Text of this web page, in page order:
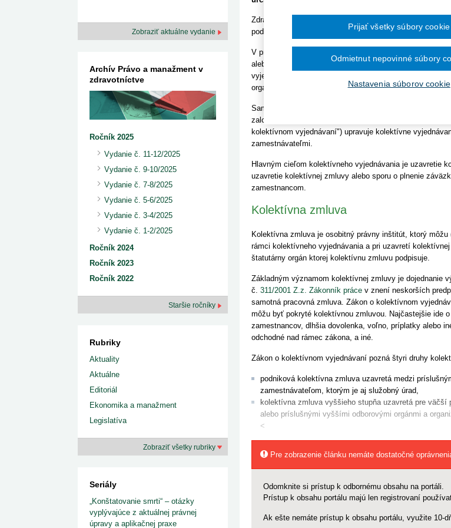
Ministerstvo zdravotníctva zverejnilo aktualizovaný
zoznam kategori...
29. 6. 2026
redakcia
29. 6. 2026
redakcia
Výzva na podporu dostupnosti zdravotnej
starostlivosti v centrách z...
22. 6. 2026
redakcia
2012
2011
Od 1. augusta 2026 sa začína šesťmesačné prechodné obdobie na
implementáciu nových elektronických služieb v elektronickej zdravotnej
knižke
Ročník
Ročník
Ročník
Zdravotnícki zamestnanci sa zúčastňujú
podmienok u svojho zamestnávateľa
V pracovnoprávnych vzťahoch vo všeobecnosti
alebo príslušný odborový orgán. Zamestnanci pritom
vyjednávanie a prípadný podpis kolektívnej zmluvy, na
organizácie.
Samotné kolektívne vyjednávanie je považované za
založený na bipartitnom princípe. Zákon č.
o
kolektívnom vyjednávaní") upravuje kolektívne
zamestnávateľmi.
Hlavným cieľom kolektívneho vyjednávania je uzavretie
uzavretie kolektívnej zmluvy alebo sporu o plnenie
zamestnancom.
Kolektívna zmluva
Kolektívna zmluva je osobitný právny inštitút, ktorý
rámci kolektívneho vyjednávania a pri uzavretí
štatutárny orgán ktorej kolektívnu zmluvu podpisuje.
Základným významom kolektívnej zmluvy je dojednanie
č. 311/2001 Z.z. Zákonník práce v znení neskorších
samotná pracovná zmluva. Zákon o kolektívnom
môžu byť pokryté kolektívnou zmluvou. Najčastejšie ide
zamestnancov, dlhšia dovolenka, voľno, príplatky alebo
odchodné nad rámec zákona, a iné.
Zákon o kolektívnom vyjednávaní pozná štyri druhy
podniková kolektívna zmluva uzavretá medzi
zamestnávateľom, ktorým je aj služobný úrad,
kolektívna zmluva vyššieho stupňa uzavretá pre
alebo príslušnými vyššími odborovými orgánmi a
<
Pre zobrazenie článku nemáte dostatočné
Odomknite si prístup k odbornému obsahu na portáli.
Prístup k obsahu portálu majú len registrovaní
Ak ešte nemáte prístup k obsahu portálu, využite 10-
Zobraziť aktuálne vydanie
Archív Právo a manažment v
zdravotníctve
Ročník 2025
Vydanie č. 11-12/2025
Vydanie č. 9-10/2025
Vydanie č. 7-8/2025
Vydanie č. 5-6/2025
Vydanie č. 3-4/2025
Vydanie č. 1-2/2025
Ročník 2024
Ročník 2023
Ročník 2022
Staršie ročníky
Rubriky
Aktuality
Aktuálne
Editoriál
Ekonomika a manažment
Legislatíva
Zobraziť všetky rubriky
Seriály
„Konštatovanie smrti“ – otázky
vyplývajúce z aktuálnej právnej
úpravy a aplikačnej praxe
Nastavenia súborov cookie
Odmietnut nepovinné súbory
Prijať všetky súbory cookie